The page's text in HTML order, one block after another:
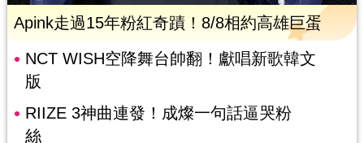
Apink走過15年粉紅奇蹟！8/8相約高雄巨蛋
NCT WISH空降舞台帥翻！獻唱新歌韓文
版
RIIZE 3神曲連發！成燦一句話逼哭粉
絲